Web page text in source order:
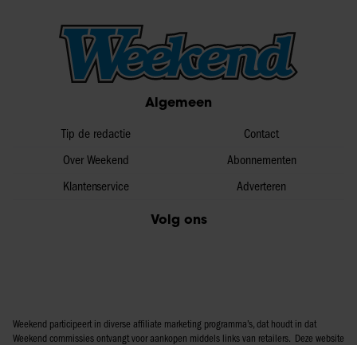
Algemeen
Tip de redactie
Over Weekend
Klantenservice
Contact
Abonnementen
Adverteren
Volg ons
Weekend participeert in diverse affiliate marketing programma’s, dat houdt in dat
Weekend commissies ontvangt voor aankopen middels links van retailers. Deze website